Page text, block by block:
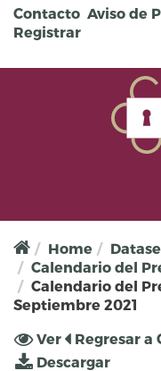
Pasar al contenido
Contacto Aviso de
Registrar
Home
Calendario del
Calendario del
Septiembre 2021
Solapas
Ver (solapa
activa)
Regresar a
Descargar